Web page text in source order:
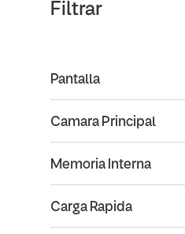
Filtrar
Pantalla
Carga Rapida
Camara Principal
Memoria Interna